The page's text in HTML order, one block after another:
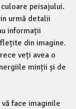
peisajului.
urmă detalii
informații
din imagine.
veți avea o
minții și de
face imaginile